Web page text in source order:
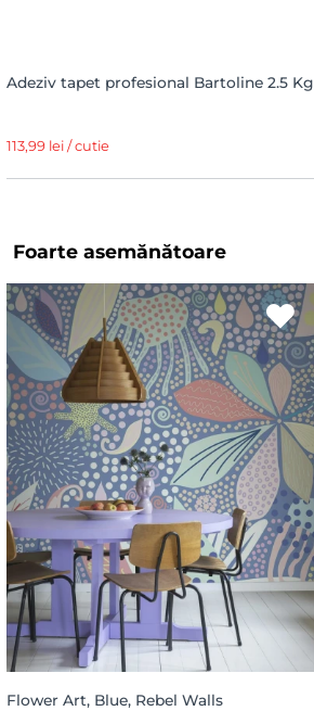
Adeziv tapet profesional Bartoline 2.5 Kg
113,99 lei / cutie
Foarte asemănătoare
Flower Art, Blue, Rebel Walls